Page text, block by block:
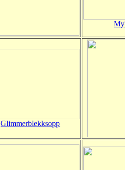
Glimmerblekksopp